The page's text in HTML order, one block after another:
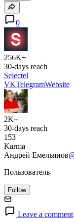
0
256K+
30-days reach
Selectel
VKTelegramWebsite
2K+
30-days reach
153
Karma
Андрей Емельянов
Пользователь
Follow
Leave a comment